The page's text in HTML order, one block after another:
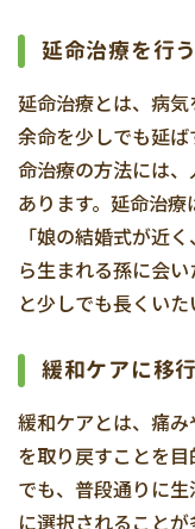
延命治療を行う
延命治療とは、病気
余命を少しでも延
命治療の方法には
あります。延命治療
「娘の結婚式が近
ら生まれる孫に会
と少しでも長くいた
緩和ケアに移
緩和ケアとは、痛
を取り戻すことを
でも、普段通りに
に選択されること